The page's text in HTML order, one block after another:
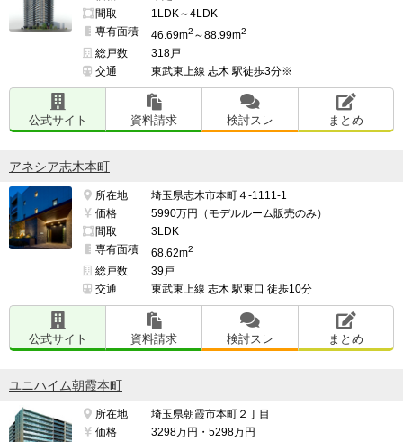
間取
1LDK～4LDK
専有面積
46.69m2 ～88.99m2
総戸数
318戸
交通
東武東上線 志木 駅徒歩3分※
公式サイト 資料請求 検討スレ まとめ
アネシア志木本町
所在地
埼玉県志木市本町４-1111-1
価格
5990万円（モデルルーム販売のみ）
間取
3LDK
専有面積
68.62m2
総戸数
39戸
交通
東武東上線 志木 駅東口 徒歩10分
公式サイト 資料請求 検討スレ まとめ
ユニハイム朝霞本町
所在地
埼玉県朝霞市本町２丁目
価格
3298万円・5298万円